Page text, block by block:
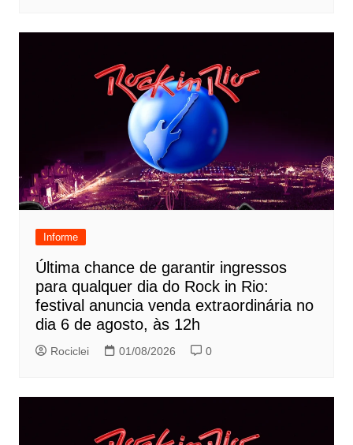
Informe
Última chance de garantir ingressos
para qualquer dia do Rock in Rio:
festival anuncia venda extraordinária no
dia 6 de agosto, às 12h
Rociclei 01/08/2026 0